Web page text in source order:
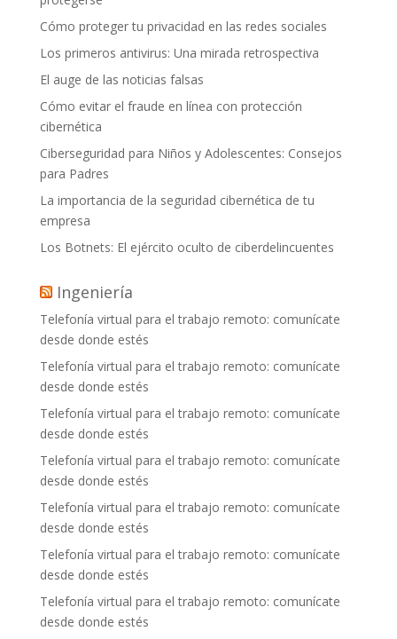
Cómo proteger tu privacidad en las redes sociales
Los primeros antivirus: Una mirada retrospectiva
El auge de las noticias falsas
Cómo evitar el fraude en línea con protección
cibernética
Ciberseguridad para Niños y Adolescentes: Consejos
para Padres
La importancia de la seguridad cibernética de tu
empresa
Los Botnets: El ejército oculto de ciberdelincuentes
Ingeniería
Telefonía virtual para el trabajo remoto: comunícate
desde donde estés
Telefonía virtual para el trabajo remoto: comunícate
desde donde estés
Telefonía virtual para el trabajo remoto: comunícate
desde donde estés
Telefonía virtual para el trabajo remoto: comunícate
desde donde estés
Telefonía virtual para el trabajo remoto: comunícate
desde donde estés
Telefonía virtual para el trabajo remoto: comunícate
desde donde estés
Telefonía virtual para el trabajo remoto: comunícate
desde donde estés